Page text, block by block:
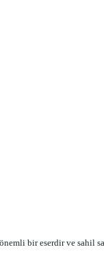
bir eserdir ve sahil